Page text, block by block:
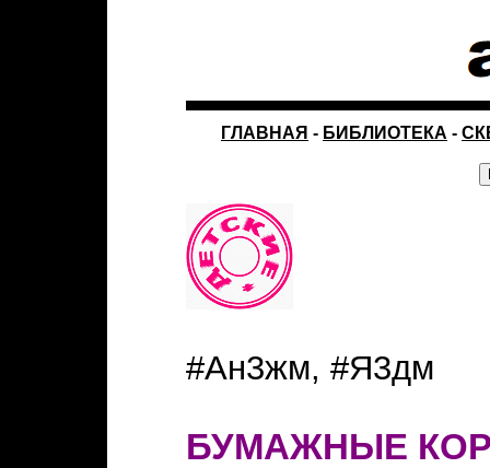
ГЛАВНАЯ - БИБЛИОТЕКА -
#Ан3жм, #Я3дм
БУМАЖНЫЕ